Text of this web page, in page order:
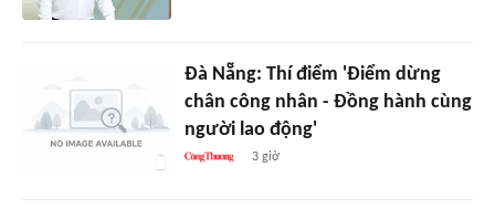
Đà Nẵng: Thí điểm 'Điểm dừng
chân công nhân - Đồng hành cùng
người lao động'
3 giờ